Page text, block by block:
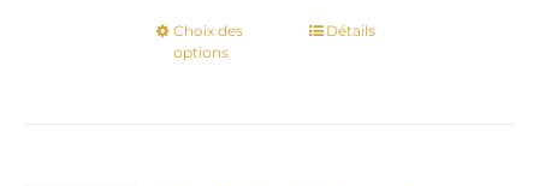
Choix des
options
CeDétails